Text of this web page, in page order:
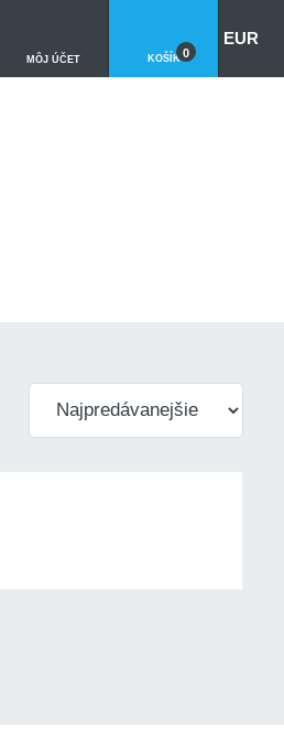
MÔJ ÚČET KOŠÍK 0
EUR